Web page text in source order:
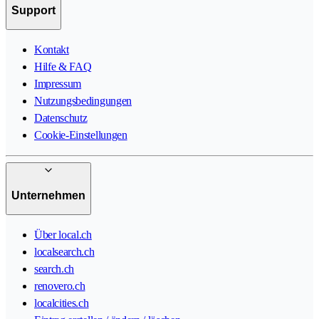
Support
Kontakt
Hilfe & FAQ
Impressum
Nutzungsbedingungen
Datenschutz
Cookie-Einstellungen
Unternehmen
Über local.ch
localsearch.ch
search.ch
renovero.ch
localcities.ch